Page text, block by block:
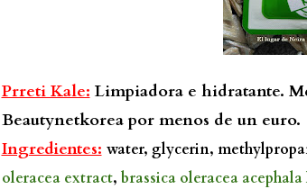
Prreti Kale:Limpiadora e hidratante.
Beautynetkorea por menos de un euro.
Ingredientes: water, glycerin,
oleracea extract, brassica oleracea